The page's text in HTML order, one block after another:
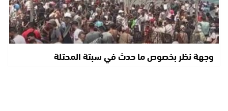
وجهة نظر بخصوص ما حدث في سبتة المحتلة